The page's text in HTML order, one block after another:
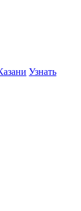
Узнать